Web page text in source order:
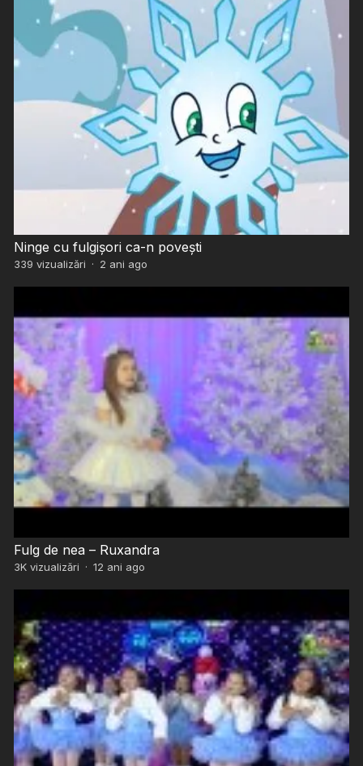
Ninge cu fulgișori ca-n povești
339 vizualizări · 2 ani ago
Fulg de nea – Ruxandra
3Kvizualizări · 12 ani ago